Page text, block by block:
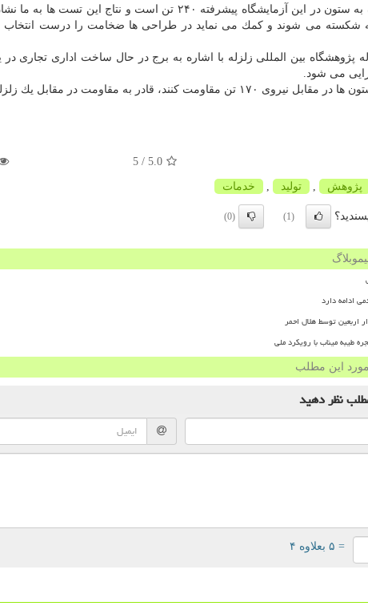
وی عنوان كرد: نیروی وارد شده به ستون در این آزمایشگاه پیشرفته
شكسته می شوند و كمك می نماید در طراحی ها ضخامت را درست انتخاب
پژوهشگاه بین المللی زلزله با اشاره به برج در حال ساخت اداری تجاری
می شود.
به مقاومت در مقابل یك زلزله شدید در تهران هستند.
5.0
/ 5
پژوهش تولید خدمات
(1)
(0)
ادامه دارد
طیبه میناب با رویکرد ملی
مورد این مطلب
نظر دهید
= ۵ بعلاوه ۴